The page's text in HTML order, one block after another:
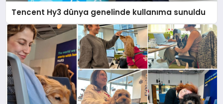
Tencent Hy3 dünya genelinde kullanıma sunuldu